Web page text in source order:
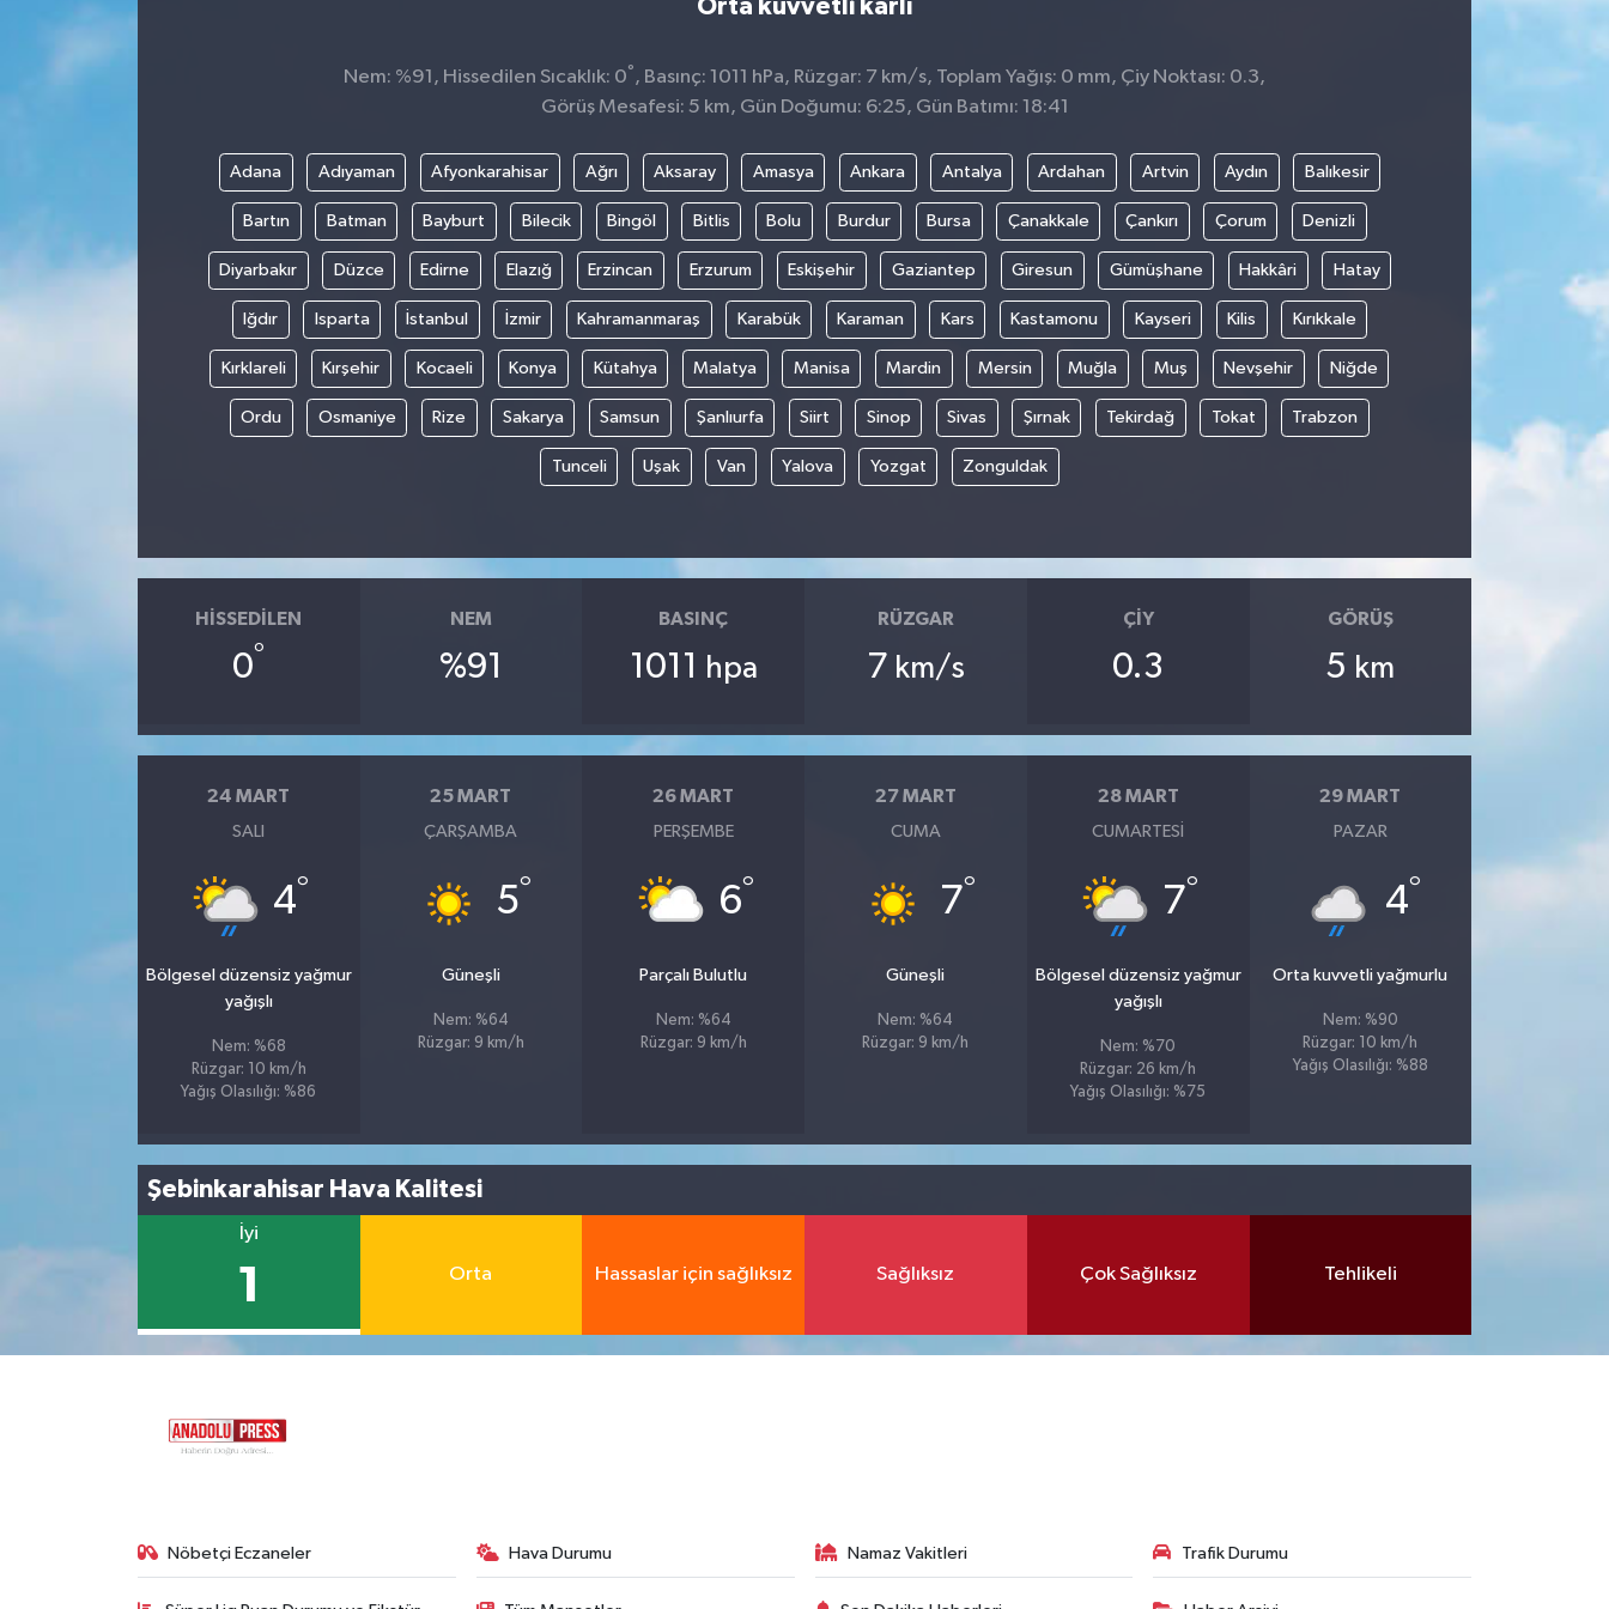
Orta kuvvetli karlı
Nem: %91, Hissedilen Sıcaklık: 0° , Basınç: 1011 hPa, Rüzgar: 7 km/s, Toplam Yağış: 0 mm, Çiy Noktası: 0.3,
Görüş Mesafesi: 5 km, Gün Doğumu: 6:25, Gün Batımı: 18:41
Adana Adıyaman Afyonkarahisar Ağrı Aksaray Amasya Ankara Antalya Ardahan Artvin Aydın Balıkesir
Bartın Batman Bayburt Bilecik Bingöl Bitlis Bolu Burdur Bursa Çanakkale Çankırı Çorum Denizli
Diyarbakır Düzce Edirne Elazığ Erzincan Erzurum Eskişehir Gaziantep Giresun Gümüşhane Hakkâri Hatay
Iğdır Isparta İstanbul İzmir Kahramanmaraş Karabük Karaman Kars Kastamonu Kayseri Kilis Kırıkkale
Kırklareli Kırşehir Kocaeli Konya Kütahya Malatya Manisa Mardin Mersin Muğla Muş Nevşehir Niğde
Ordu Osmaniye Rize Sakarya Samsun Şanlıurfa Siirt Sinop Sivas Şırnak Tekirdağ Tokat Trabzon
Tunceli Uşak Van Yalova Yozgat Zonguldak
HISSEDILEN
0°
NEM
%91
BASINÇ
1011 hpa
RÜZGAR
7 km/s
ÇIY
0.3
GÖRÜŞ
5 km
24 MART
SALI
4°
Bölgesel düzensiz yağmur
yağışlı
Nem: %68
Rüzgar: 10 km/h
Yağış Olasılığı: %86
25 MART
ÇARŞAMBA
5°
Güneşli
Nem: %64
Rüzgar: 9 km/h
26 MART
PERŞEMBE
6°
Parçalı Bulutlu
Nem: %64
Rüzgar: 9 km/h
27 MART
CUMA
7°
Güneşli
Nem: %64
Rüzgar: 9 km/h
28 MART
CUMARTESI
7°
Bölgesel düzensiz yağmur
yağışlı
Nem: %70
Rüzgar: 26 km/h
Yağış Olasılığı: %75
29 MART
PAZAR
4°
Orta kuvvetli yağmurlu
Nem: %90
Rüzgar: 10 km/h
Yağış Olasılığı: %88
Şebinkarahisar Hava Kalitesi
İyi
1 Orta Hassaslar için sağlıksız Sağlıksız Çok Sağlıksız Tehlikeli
Nöbetçi Eczaneler Hava Durumu Namaz Vakitleri Trafik Durumu